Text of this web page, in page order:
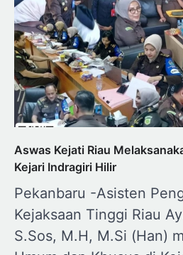
Aswas Kejati Riau
Kejari Indragiri Hilir
Pekanbaru -Asisten
Kejaksaan Tinggi Riau
S.Sos, M.H, M.Si (Han)